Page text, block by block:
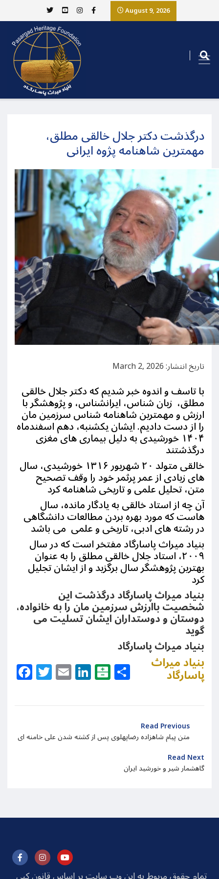
August 9, 2026
درگذشت دکتر جلال خالقی مطلق،
مهمترین شاهنامه پژوه ایرانی
تاریخ انتشار: March 2, 2026
با تاسف و اندوه خبر شدیم که دکتر جلال خالقی
مطلق، زبان شناس، ایرانشناس، و پژوهشگر با
ارزش و مهمترین شاهنامه شناس سرزمین مان
را از دست دادیم. ایشان یکشنبه، دهم اسفندماه
۱۴۰۴ خورشیدی به دلیل بیماری های مغزی
درگذشتند
خالقی متولد ۲۰ شهریور ۱۳۱۶ خورشیدی، سال
های زیادی از عمر پرثمر خود را وقف تصحیح
متن، تحلیل علمی و تاریخی شاهنامه کرد
آن چه از استاد خالقی به یادگار مانده، سال
هاست که مورد بهره بردن مطالعات دانشگاهی
در رشته های ادبی، تاریخی و علمی می باشد
۲۰۰۹، استاد جلال خالقی مطلق را به عنوان
بهترین پژوهشگر سال برگزید و از ایشان تجلیل
کرد
بنیاد میراث پاسارگاد درگذشت این
شخصیت باارزش سرزمین مان را به خانواده،
دوستان و دوستداران ایشان تسلیت می
گوید
بنیاد میراث پاسارگاد
Facebook
Twitter
EmailLinkedIn
Balatarin
Share
بنیاد میراث
پاسارگاد
Read Previous
متن پیام شاهزاده رضاپهلوی پس از کشته شدن علی خامنه ای
Read Next
گاهشمار شیر و خورشید ایران